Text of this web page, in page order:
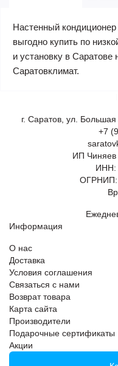
Настенный
выгодно купить по
и установку в Саратове
Саратовклимат.
г. Саратов, ул.
+7
ИП Чиняев
ИНН:
ОГРНИП:
Информация
О нас
Доставка
Условия соглашения
Связаться с нами
Возврат товара
Карта сайта
Производители
Подарочные сертификаты
Акции